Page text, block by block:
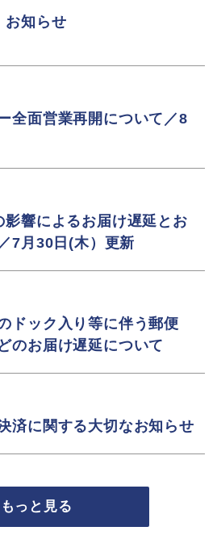
お知らせ
全面営業再開について／8
響によるお届け遅延とお
7月30日(木）更新
ドック入り等に伴う郵便
のお届け遅延について
済に関する大切なお知らせ
もっと見る